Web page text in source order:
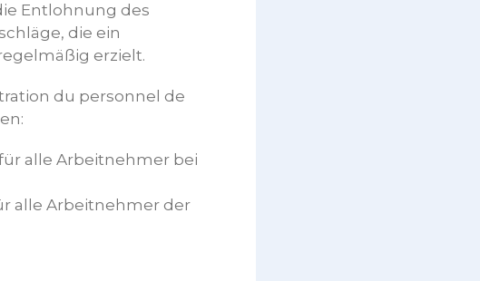
Entlohnung des
die ein
erzielt.
du personnel de
alle Arbeitnehmer bei
alle Arbeitnehmer der